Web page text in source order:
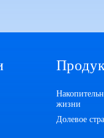
жизни
Долевое